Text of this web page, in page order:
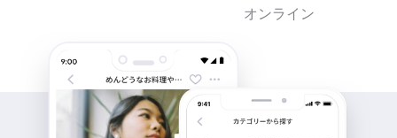
オンライン